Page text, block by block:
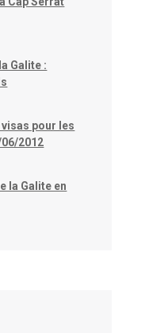
Galite :
pour les
2012
la Galite en